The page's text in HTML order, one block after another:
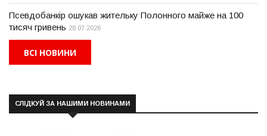
Псевдобанкір ошукав жительку Полонного майже на 100
тисяч гривень 28.07.2026
ВСІ НОВИНИ
СЛІДКУЙ ЗА НАШИМИ НОВИНАМИ